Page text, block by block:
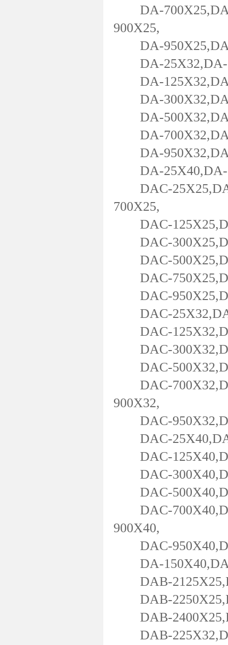
DA-700X25,DA-
900X25,
DA-950X25,DA-
DA-25X32,DA-
DA-125X32,DA-
DA-300X32,DA-
DA-500X32,DA-
DA-700X32,DA-
DA-950X32,DA-
DA-25X40,DA-
DAC-
700X25,
DAC-
DAC-
DAC-
DAC-
DAC-
DAC-
DAC-
DAC-
DAC-
DAC-
900X32,
DAC-
DAC-
DAC-
DAC-
DAC-
DAC-
900X40,
DAC-
DA-150X40,DA-
DAB-
DAB-
DAB-
DAB-